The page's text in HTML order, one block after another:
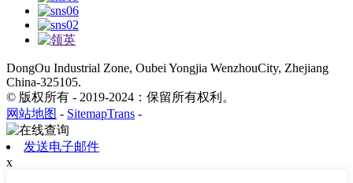
DongOu Industrial Zone, Oubei Yongjia WenzhouCity, Zhejiang
China-325105.
© 版权所有 - 2019-2024：保留所有权利。
网站地图 - SitemapTrans -
发送电子邮件
x